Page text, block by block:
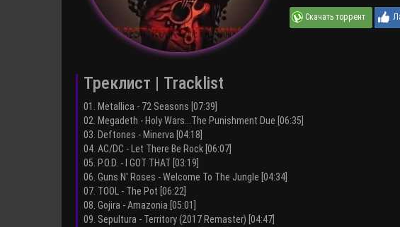
Треклист | Tracklist
01. Metallica - 72 Seasons [07:39]
02. Megadeth - Holy Wars...The Punishment Due [06:35]
03. Deftones - Minerva [04:18]
04. AC/DC - Let There Be Rock [06:07]
05. P.O.D. - I GOT THAT [03:19]
06. Guns N' Roses - Welcome To The Jungle [04:34]
07. TOOL - The Pot [06:22]
08. Gojira - Amazonia [05:01]
09. Sepultura - Territory (2017 Remaster) [04:47]